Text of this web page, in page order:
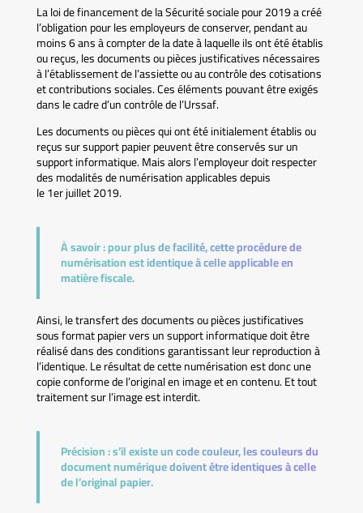
La loi de financement de la Sécurité sociale pour 2019 a créé
l’obligation pour les employeurs de conserver, pendant au
moins 6 ans à compter de la date à laquelle ils ont été établis
ou reçus, les documents ou pièces justificatives nécessaires
à l’établissement de l’assiette ou au contrôle des cotisations
et contributions sociales. Ces éléments pouvant être exigés
dans le cadre d’un contrôle de l’Urssaf.
Les documents ou pièces qui ont été initialement établis ou
reçus sur support papier peuvent être conservés sur un
support informatique. Mais alors l’employeur doit respecter
des modalités de numérisation applicables depuis
le 1er juillet 2019.
À savoir :pour plus de facilité, cette procédure de
numérisation est identique à celle applicable en
matière fiscale.
Ainsi, le transfert des documents ou pièces justificatives
sous format papier vers un support informatique doit être
réalisé dans des conditions garantissant leur reproduction à
l’identique. Le résultat de cette numérisation est donc une
copie conforme de l’original en image et en contenu. Et tout
traitement sur l’image est interdit.
Précision :s’il existe un code couleur, les couleurs du
document numérique doivent être identiques à celle
de l’original papier.